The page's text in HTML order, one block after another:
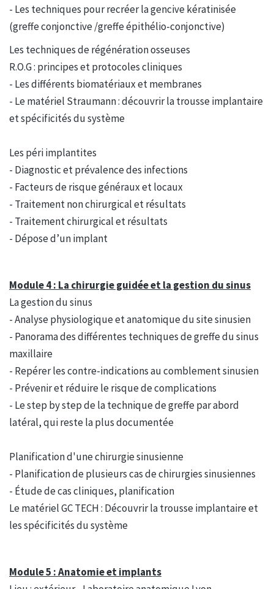
- Les techniques pour recréer la gencive kératinisée
(greffe conjonctive /greffe épithélio-conjonctive)
Les techniques de régénération osseuses
R.O.G : principes et protocoles cliniques
- Les différents biomatériaux et membranes
- Le matériel Straumann : découvrir la trousse implantaire
et spécificités du système​​
Les péri implantites
- Diagnostic et prévalence des infections
- Facteurs de risque généraux et locaux
- Traitement non chirurgical et résultats
- Traitement chirurgical et résultats
- Dépose d’un implant
Module 4 : La chirurgie guidée et la gestion du sinus
La gestion du sinus
- Analyse physiologique et anatomique du site sinusien
- Panorama des différentes techniques de greffe du sinus
maxillaire
- Repérer les contre-indications au comblement sinusien
- Prévenir et réduire le risque de complications
- Le step by step de la technique de greffe par abord
latéral, qui reste la plus documentée
Planification d'une chirurgie sinusienne
- Planification de plusieurs cas de chirurgies sinusiennes
- Étude de cas cliniques, planification
Le matériel GC TECH : Découvrir la trousse implantaire et
les spécificités du système​​
Module 5 : Anatomie et implants